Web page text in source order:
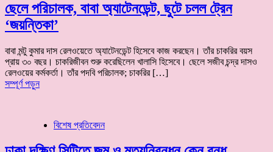
ছেলে পরিচালক, বাবা অ্যাটেনডেন্ট, ছুটে চলল ট্রেন
‘জয়ন্তিকা’
বাবা মন্টু কুমার দাস রেলওয়েতে অ্যাটেনডেন্ট হিসেবে কাজ করছেন। তাঁর চাকরির বয়স
প্রায় ৩০ বছর। চাকরিজীবন শুরু করেছিলেন খালাসি হিসেবে। ছেলে সজীব চন্দ্র দাসও
রেলওয়ের কর্মকর্তা। তাঁর পদবি পরিচালক; চাকরির […]
সম্পূর্ণ পড়ুন
বিশেষ প্রতিবেদন